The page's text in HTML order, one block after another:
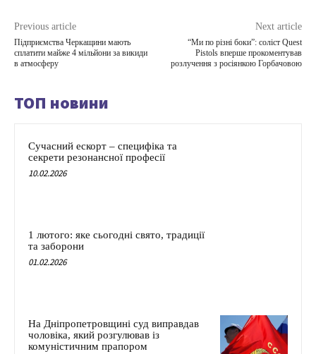
Previous article
Підприємства Черкащини мають
сплатити майже 4 мільйони за викиди
в атмосферу
Next article
“Ми по різні боки”: соліст Quest
Pistols вперше прокоментував
розлучення з росіянкою Горбачовою
ТОП новини
Сучасний ескорт – специфіка та
секрети резонансної професії
10.02.2026
1 лютого: яке сьогодні свято, традиції
та заборони
01.02.2026
На Дніпропетровщині суд виправдав
чоловіка, який розгулював із
комуністичним прапором